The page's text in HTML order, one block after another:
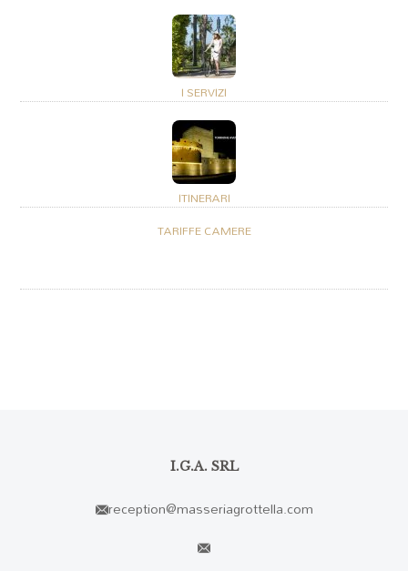
I SERVIZI
ITINERARI
TARIFFE CAMERE
I.G.A. SRL
reception@masseriagrottella.com